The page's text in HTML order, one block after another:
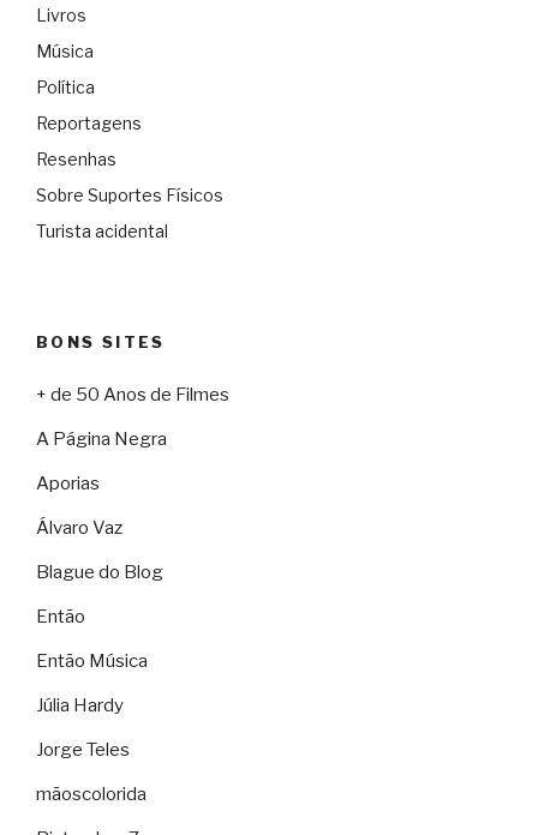
Livros
Música
Política
Reportagens
Resenhas
Sobre Suportes Físicos
Turista acidental
BONS SITES
+ de 50 Anos de Filmes
A Página Negra
Aporias
Álvaro Vaz
Blague do Blog
Então
Então Música
Júlia Hardy
Jorge Teles
mãoscolorida